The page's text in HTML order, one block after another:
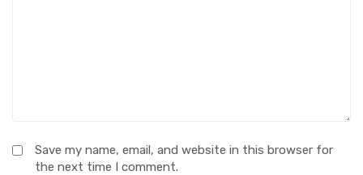
Save my name, email, and website in this browser for
the next time I comment.